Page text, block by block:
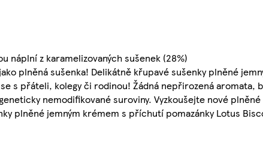
náplní z karamelizovaných sušenek (28%)
plněná sušenka! Delikátně křupavé sušenky plněné
s přáteli, kolegy či rodinou! Žádná nepřirozená aromata,
nemodifikované suroviny. Vyzkoušejte nové
plněné jemným krémem s příchutí pomazánky Lotus